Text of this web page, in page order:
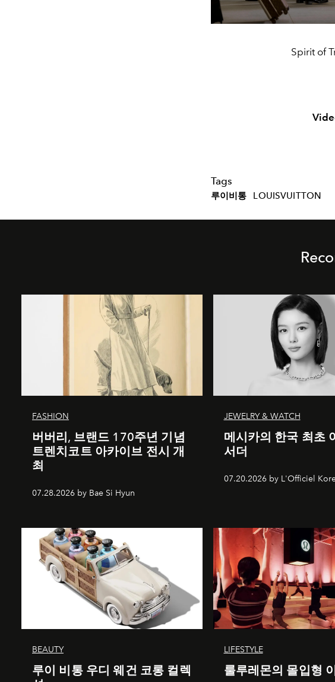
Spirit of
Tags
루이비통 LOUISVUITTON
FASHION
버버리, 브랜드 170주년 기념
트렌치코트 아카이브 전시 개
최
07.28.2026 by Bae Si Hyun
JEWELRY & WATCH
메시카의 한국 최초
서더
07.20.2026 by L'Officiel
BEAUTY
루이 비통 우디 웨건 코롱 컬렉
LIFESTYLE
룰루레몬의 몰입형